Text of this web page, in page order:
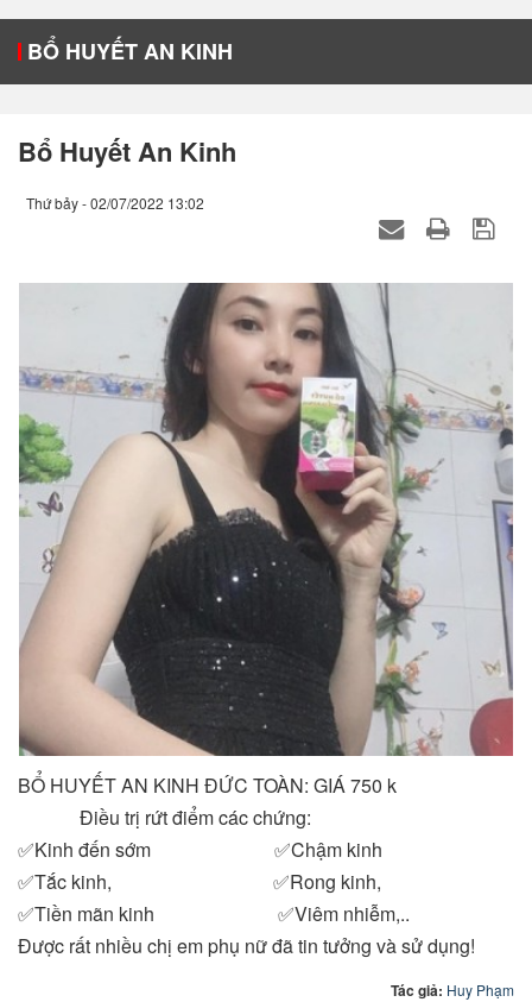
BỔ HUYẾT AN KINH
Bổ Huyết An Kinh
Thứ bảy - 02/07/2022 13:02
BỔ HUYẾT AN KINH ĐỨC TOÀN: GIÁ 750 k
Điều trị rứt điểm các chứng:
✅Kinh đến sớm ✅Chậm kinh
✅Tắc kinh, ✅Rong kinh,
✅Tiền mãn kinh ✅Viêm nhiễm,..
Được rất nhiều chị em phụ nữ đã tin tưởng và sử dụng!
Tác giả: Huy Phạm